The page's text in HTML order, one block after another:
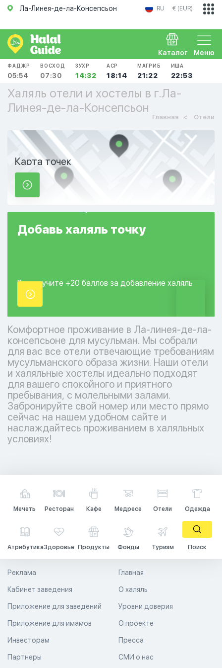
Ла-Линея-де-ла-Консепсьон RU € (EUR)
Меню
Каталог
ФАДЖР
05:54
ВОСХОД
07:30
ЗУХР
14:32
АСР
18:14
МАГРИБ
21:22
ИША
22:53
Халяль отели и хостелы в г.Ла-
Линея-де-ла-Консепсьон
Главная Отели
Карта точек
Добавь халяль точку
Вы получите +20 баллов за добавление халяль
точки.
Комфортное проживание в Ла-линея-де-ла-
консепсьоне для мусульман. Мы собрали
для вас все отели отвечающие требованиям
мусульманского образа жизни. Наши отели
и халяльные хостелы идеально подходят
для вашего спокойного и приятного
пребывания, с молельными залами.
Забронируйте свой номер или место прямо
сейчас на нашем удобном сайте и
наслаждайтесь проживанием в халяльных
условиях!
Мечеть Ресторан Кафе Медресе Отели Одежда
АтрибутикаЗдоровье Продукты Фонды Туризм Поиск
Главная
О халяль
Уровни доверия
Реклама
Кабинет заведения
Приложение для заведений
Приложение для имамов О проекте
Пресса
СМИ о нас
Инвесторам
Партнеры